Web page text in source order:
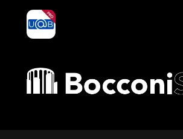
yoU@B
Bocconi shop